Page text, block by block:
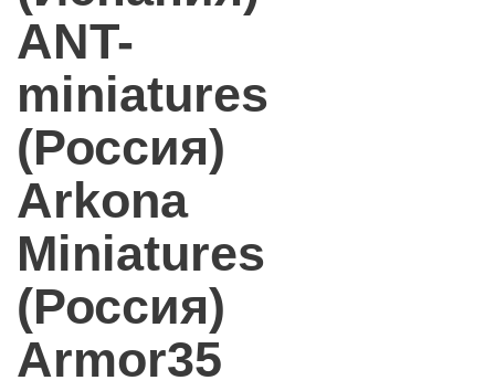
ANT-
miniatures
(Россия)
Arkona
Miniatures
(Россия)
Armor35